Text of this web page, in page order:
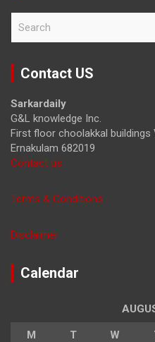
r
Contact US
Sarkardaily
G&L knowledge Inc.
First floor choolakkal
Ernakulam 682019
Contact us
Terms & Conditions
Disclaimer
Calendar
M T W